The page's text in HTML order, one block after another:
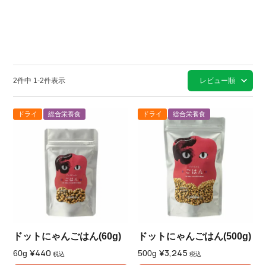
レビュー順
2件中 1-2件表示
ドライ 総合栄養食
ドットにゃんごはん(60g)
60g ¥440 税込
ドライ 総合栄養食
ドットにゃんごはん(500g)
500g ¥3,245 税込